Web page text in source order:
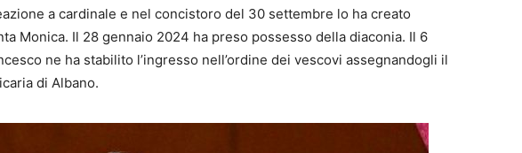
a cardinale e nel concistoro del 30 settembre lo ha creato
Monica. Il 28 gennaio 2024 ha preso possesso della diaconia. Il 6
ne ha stabilito l’ingresso nell’ordine dei vescovi assegnandogli il
di Albano.